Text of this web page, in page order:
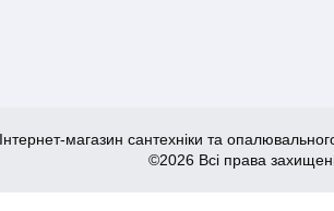
Інтернет-магазин сантехніки та
©2026 Всі права